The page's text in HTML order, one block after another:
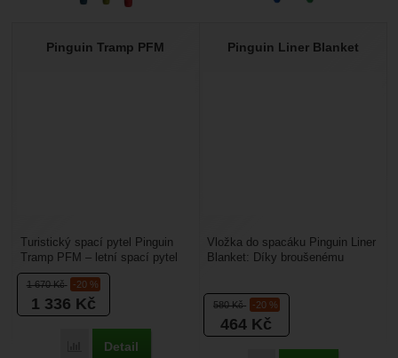
Pinguin Tramp PFM
1 670Kč -20 %
1 336 Kč
Přidat 'Pinguin Tramp PFM' k porovnání
Detail
Turistický spací pytel Pinguin
Tramp PFM – letní spací pytel
ve tvaru mumie je ideální do
chladnějšího...
Pinguin Liner Blanket
580Kč -20 %
464 Kč
Vložka do spacáku Pinguin Liner
Blanket: Díky broušenému